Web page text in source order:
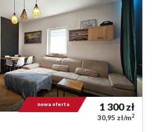
1 300zł
30,95 zł/m2
nowa oferta